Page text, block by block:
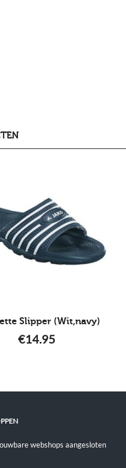
Slipper (Wit,navy)
€14.95
webshops aangesloten